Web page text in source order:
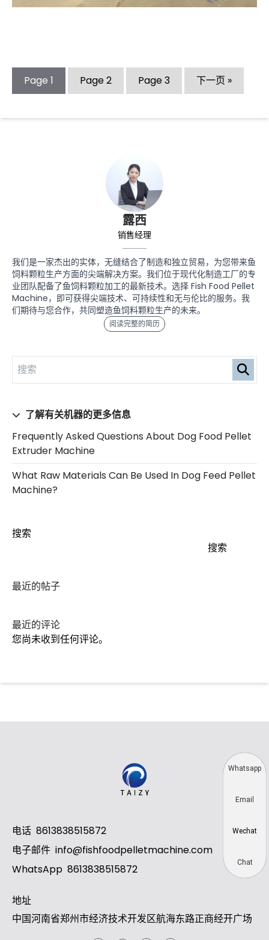
露西
销售经理
我们是一家杰出的实体，无缝结合了制造和独立贸易，为您带来鱼
饲料颗粒生产方面的尖端解决方案。我们位于现代化制造工厂的专
业团队配备了鱼饲料颗粒加工的最新技术。选择 Fish Food Pellet
Machine，即可获得尖端技术、可持续性和无与伦比的服务。我
们期待与您合作，共同塑造鱼饲料颗粒生产的未来。
阅读完整的简历
了解有关机器的更多信息
Frequently Asked Questions About Dog Food Pellet
Extruder Machine
What Raw Materials Can Be Used In Dog Feed Pellet
Machine?
搜索
搜索
最近的帖子
最近的评论
您尚未收到任何评论。
Page 1 Page2 Page3 下一页 »
电话 8613838515872
电子邮件 info@fishfoodpelletmachine.com
WhatsApp 8613838515872
地址
中国河南省郑州市经济技术开发区航海东路正商经开广场
Whatsapp
Email
Wechat
Chat